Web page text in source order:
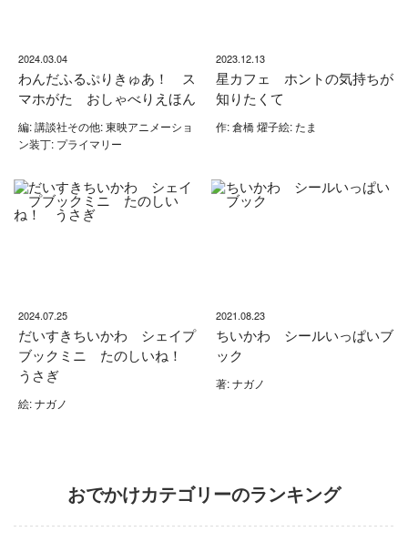
2024.03.04
わんだふるぷりきゅあ！ ス
マホがた おしゃべりえほん
編: 講談社その他: 東映アニメーショ
ン装丁: プライマリー
2023.12.13
星カフェ ホントの気持ちが
知りたくて
作: 倉橋 燿子絵: たま
2024.07.25
だいすきちいかわ シェイプ
ブックミニ たのしいね！
うさぎ
絵: ナガノ
2021.08.23
ちいかわ シールいっぱいブ
ック
著: ナガノ
おでかけカテゴリーのランキング